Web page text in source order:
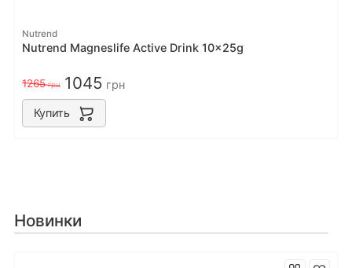
Nutrend
Nutrend Magneslife Active Drink 10x25g
1265грн 1045 грн
Купить
Новинки